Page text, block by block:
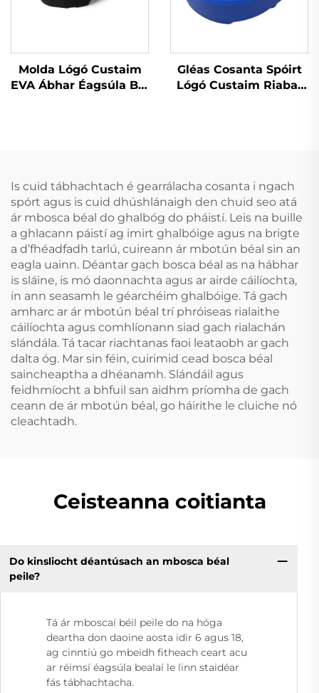
Molda Lógó Custaim
EVA Ábhar Éagsúla Bol
Spóirt Peile
Gléas Cosanta Spóirt
Lógó Custaim Riabar
Is cuid tábhachtach é gearrálacha cosanta i ngach
spórt agus is cuid dhúshlánaigh den chuid seo atá
ár mbosca béal do ghalbóg do pháistí. Leis na buille
a ghlacann páistí ag imirt ghalbóige agus na brigte
a d’fhéadfadh tarlú, cuireann ár mbotún béal sin an
eagla uainn. Déantar gach bosca béal as na hábhar
is sláine, is mó daonnachta agus ar airde cáilíochta,
in ann seasamh le géarchéim ghalbóige. Tá gach
amharc ar ár mbotún béal trí phróiseas rialaithe
cáilíochta agus comhlíonann siad gach rialachán
slándála. Tá tacar riachtanas faoi leataobh ar gach
dalta óg. Mar sin féin, cuirimid cead bosca béal
saincheaptha a dhéanamh. Slándáil agus
feidhmíocht a bhfuil san aidhm príomha de gach
ceann de ár mbotún béal, go háirithe le cluiche nó
cleachtadh.
Ceisteanna coitianta
Do kinsliocht déantúsach an mbosca béal
peile?
Tá ár mboscaí béil peile do na hóga
deartha don daoine aosta idir 6 agus 18,
ag cinntiú go mbeidh fitheach ceart acu
ar réimsí éagsúla bealaí le linn staidéar
fás tábhachtacha.